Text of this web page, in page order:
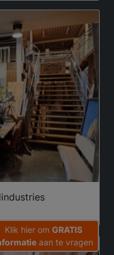
Klik hier om GRATIS
aan te vragen